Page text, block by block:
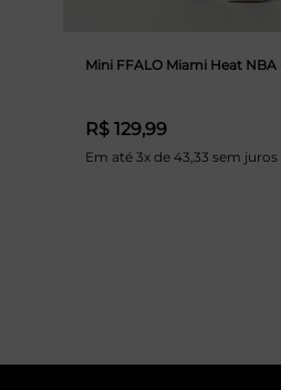
Mini FFALO Miami Heat
R$ 129,99
Em até 3x de 43,33 sem juros